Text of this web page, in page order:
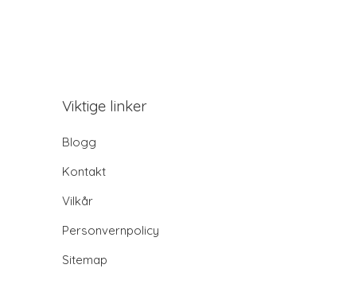
Viktige linker
Blogg
Kontakt
Vilkår
Personvernpolicy
Sitemap